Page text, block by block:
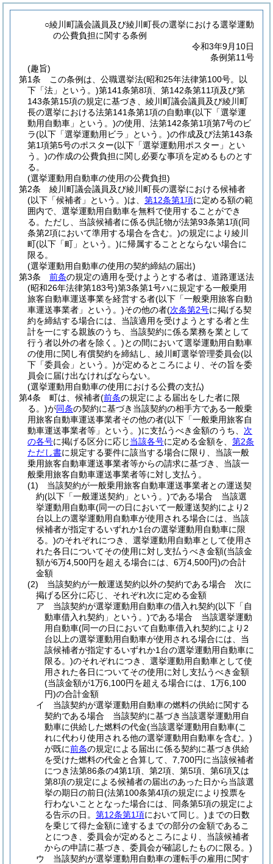
○綾川町議会議員及び綾川町長の選挙における選挙運動
の公費負担に関する条例
令和3年9月10日
条例第11号
(趣旨)
第1条
この条例は、公職選挙法(昭和25年法律第100号。以
下「法」という。)第141条第8項、第142条第11項及び第
143条第15項の規定に基づき、綾川町議会議員及び綾川町
長の選挙における法第141条第1項の自動車(以下「選挙運
動用自動車」という。)の使用、法第142条第1項第7号のビ
ラ(以下「選挙運動用ビラ」という。)の作成及び法第143条
第1項第5号のポスター(以下「選挙運動用ポスター」とい
う。)の作成の公費負担に関し必要な事項を定めるものとす
る。
(選挙運動用自動車の使用の公費負担)
第2条
綾川町議会議員及び綾川町長の選挙における候補者
(以下「候補者」という。)は、 第12条第1項に定める額の範
囲内で、選挙運動用自動車を無料で使用することができ
る。 ただし、当該候補者に係る供託物が法第93条第1項(同
条第2項において準用する場合を含む。)の規定により綾川
町(以下「町」という。)に帰属することとならない場合に
限る。
(選挙運動用自動車の使用の契約締結の届出)
第3条
前条の規定の適用を受けようとする者は、道路運送法
(昭和26年法律第183号)第3条第1号ハに規定する一般乗用
旅客自動車運送事業を経営する者(以下「一般乗用旅客自動
車運送事業者」という。)その他の者(次条第2号に掲げる契
約を締結する場合には、当該適用を受けようとする者と生
計を一にする親族のうち、当該契約に係る業務を業として
行う者以外の者を除く。)との間において選挙運動用自動車
の使用に関し有償契約を締結し、綾川町選挙管理委員会(以
下「委員会」という。)が定めるところにより、その旨を委
員会に届け出なければならない。
(選挙運動用自動車の使用における公費の支払)
第4条
町は、候補者(前条の規定による届出をした者に限
る。)が同条の契約に基づき当該契約の相手方である一般乗
用旅客自動車運送事業者その他の者(以下「一般乗用旅客自
動車運送事業者等」という。)に支払うべき金額のうち、 次
の各号に掲げる区分に応じ当該各号に定める金額を、 第2条
ただし書に規定する要件に該当する場合に限り、当該一般
乗用旅客自動車運送事業者等からの請求に基づき、当該一
般乗用旅客自動車運送事業者等に対し支払う。
(1)
当該契約が一般乗用旅客自動車運送事業者との運送契
約(以下「一般運送契約」という。)である場合 当該選
挙運動用自動車(同一の日において一般運送契約により2
台以上の選挙運動用自動車が使用される場合には、当該
候補者が指定するいずれか1台の選挙運動用自動車に限
る。)のそれぞれにつき、選挙運動用自動車として使用さ
れた各日についてその使用に対し支払うべき金額(当該金
額が6万4,500円を超える場合には、6万4,500円)の合計
金額
(2)
当該契約が一般運送契約以外の契約である場合 次に
掲げる区分に応じ、それぞれ次に定める金額
ア
当該契約が選挙運動用自動車の借入れ契約(以下「自
動車借入れ契約」という。)である場合 当該選挙運動
用自動車(同一の日において自動車借入れ契約により2
台以上の選挙運動用自動車が使用される場合には、当
該候補者が指定するいずれか1台の選挙運動用自動車に
限る。)のそれぞれにつき、選挙運動用自動車として使
用された各日についてその使用に対し支払うべき金額
(当該金額が1万6,100円を超える場合には、1万6,100
円)の合計金額
イ
当該契約が選挙運動用自動車の燃料の供給に関する
契約である場合 当該契約に基づき当該選挙運動用自
動車に供給した燃料の代金(当該選挙運動用自動車(こ
れに代わり使用される他の選挙運動用自動車を含む。)
が既に前条の規定による届出に係る契約に基づき供給
を受けた燃料の代金と合算して、7,700円に当該候補者
につき法第86条の4第1項、第2項、第5項、第6項又は
第8項の規定による候補者の届出のあった日から当該選
挙の期日の前日(法第100条第4項の規定により投票を
行わないこととなった場合には、同条第5項の規定によ
る告示の日。 第12条第1項において同じ。) までの日数
を乗じて得た金額に達するまでの部分の金額であるこ
とにつき、委員会が定めるところにより、当該候補者
からの申請に基づき、委員会が確認したものに限る。)
ウ
当該契約が選挙運動用自動車の運転手の雇用に関す